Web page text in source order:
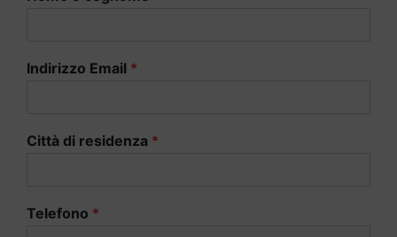
Indirizzo Email *
Città di residenza *
Telefono *